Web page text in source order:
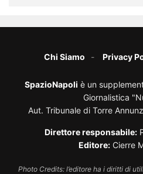
Chi Siamo Privacy
SpazioNapoli è un
Giornalistica
Aut. Tribunale di Torre
Direttore responsabile:
Editore: Cierre
Photo Credits: l’editore ha i diritti di